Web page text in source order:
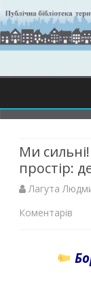
Ми
простір:
Лагута
Коментарів